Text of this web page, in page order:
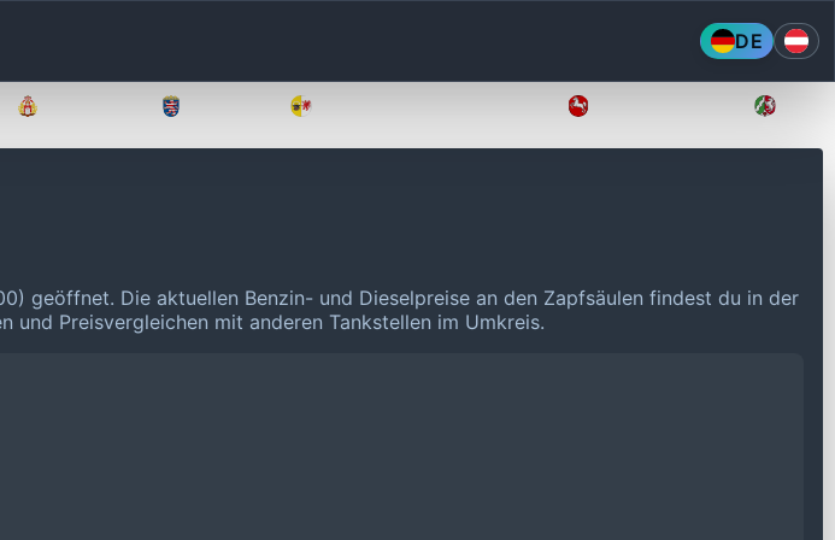
DE
geöffnet. Die aktuellen Benzin- und Dieselpreise an den Zapfsäulen findest du in der
Preisvergleichen mit anderen Tankstellen im Umkreis.